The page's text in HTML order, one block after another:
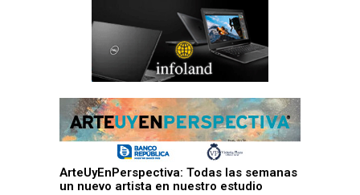
ArteUyEnPerspectiva: Todas las semanas
un nuevo artista en nuestro estudio